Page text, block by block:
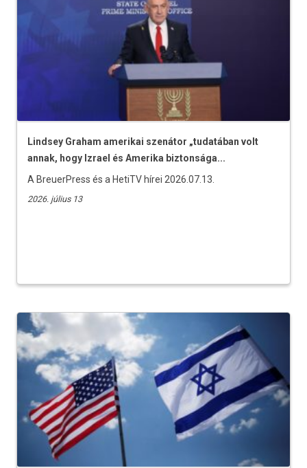
Lindsey Graham amerikai szenátor „tudatában volt
annak, hogy Izrael és Amerika biztonsága...
A BreuerPress és a HetiTV hírei 2026.07.13.
2026. július 13